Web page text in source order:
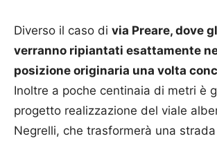
Diverso il caso di via Preare, dove
verranno ripiantati esattamente
posizione originaria una volta
Inoltre a poche centinaia di metri è
progetto realizzazione del viale
Negrelli, che trasformerà una